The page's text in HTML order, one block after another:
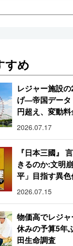
すめ
レジャー施設
げ―帝国データ
円超え、変動
2026.07.17
『日本三國』
きるのか:文明
平」目指す異
2026.07.15
物価高でレジ
休みの予算5年
田生命調査